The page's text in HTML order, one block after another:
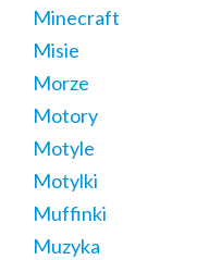
Minecraft
Misie
Morze
Motory
Motyle
Motylki
Muffinki
Muzyka